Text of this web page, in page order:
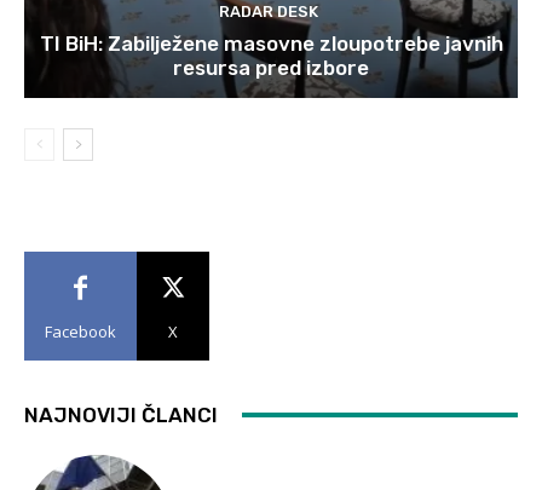
RADAR DESK
TI BiH: Zabilježene masovne zloupotrebe javnih
resursa pred izbore
Facebook X
NAJNOVIJI ČLANCI